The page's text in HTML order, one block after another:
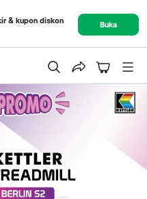
& kupon diskon
Buka